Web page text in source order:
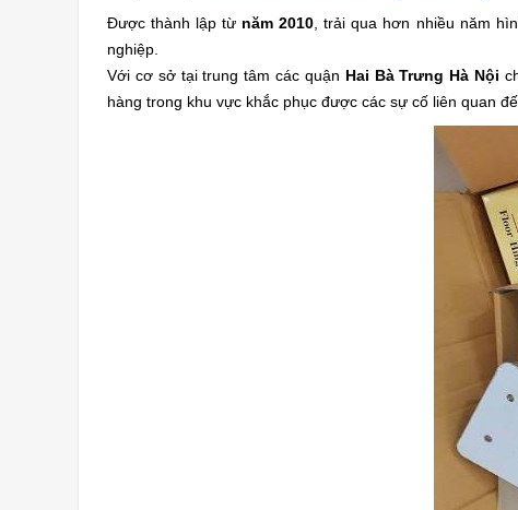
Được thành lập từ năm 2010 , trải qua hơn nhiều năm
nghiệp.
Với cơ sở tại trung tâm các quận Hai Bà Trưng Hà Nội
hàng trong khu vực khắc phục được các sự cố liên quan